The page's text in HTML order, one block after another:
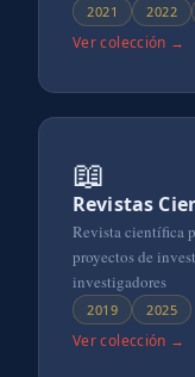
2021 2022
Ver colección →
📖
Revistas
Revista científica
proyectos de
investigadores
2019 2025
Ver colección →